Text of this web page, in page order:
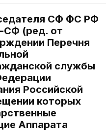
СФ ФС РФ
СФ (ред. от
Перечня
службы
Российской
которых
Аппарата